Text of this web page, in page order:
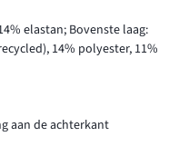
elastan; Bovenste laag:
14% polyester, 11%
aan de achterkant